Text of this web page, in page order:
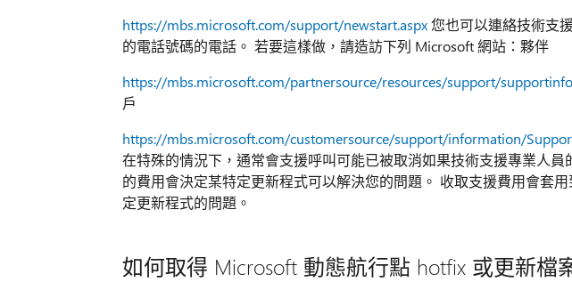
https://mbs.microsoft.com/support/newstart.aspx您也可以連絡技術支
的電話號碼的電話。 若要這樣做，請造訪下列 Microsoft 網站：夥伴
https://mbs.microsoft.com/partnersource/resources/support/
戶
https://mbs.microsoft.com/customersource/support/information/
在特殊的情況下，通常會支援呼叫可能已被取消如果技術支援專業人
的費用會決定某特定更新程式可以解決您的問題。 收取支援費用會套
定更新程式的問題。
如何取得 Microsoft 動態航行點 hotfix 或更新檔